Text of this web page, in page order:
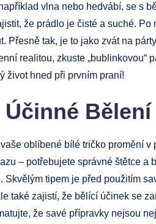
vlna nebo hedvábí, se s
že prádlo je čisté a suché.
Přesně tak, je to jako zvát na
realitou, zkuste „bublinkovou“
život hned při prvním praní!
Účinné
oblíbené bílé tričko promění
– potřebujete správné štětce a
Skvělým tipem je před použitím
také zajistí, že bělící účinek se
že savé přípravky nejsou